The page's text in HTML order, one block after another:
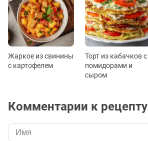
Жаркое из свинины
с картофелем
Торт из кабачков с
помидорами и
сыром
Комментарии к рецепту